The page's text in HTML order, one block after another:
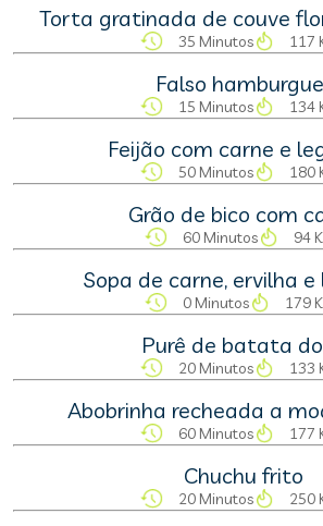
Torta gratinada de couve
35 Minutos 117
Falso
15 Minutos 134
Feijão com carne e
50 Minutos 180
Grão de bico com
60 Minutos 94
Sopa de carne, ervilha e
0 Minutos 179
Purê de batata
20 Minutos 133
Abobrinha recheada a
60 Minutos 177
Chuchu frito
20 Minutos 250